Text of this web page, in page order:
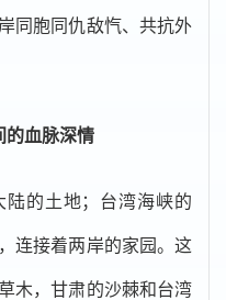
同胞同仇敌忾、共抗外
的血脉深情
的土地；台湾海峡的
连接着两岸的家园。这
木，甘肃的沙棘和台湾